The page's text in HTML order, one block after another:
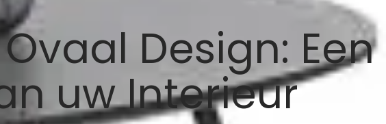
Design: Een
uw Interieur